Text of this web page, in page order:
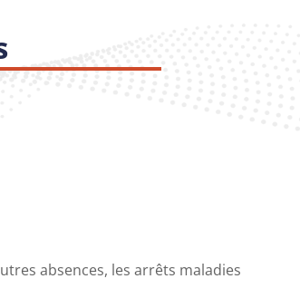
absences, les arrêts maladies